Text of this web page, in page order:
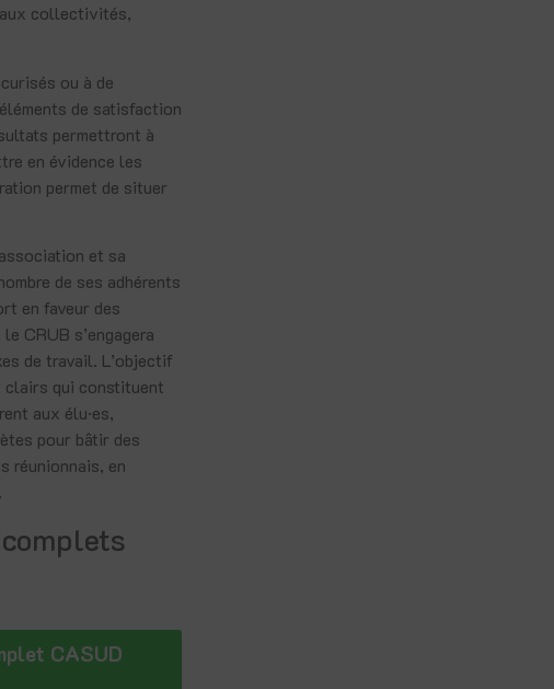
collectivités,
ou à de
de satisfaction
permettront à
en évidence les
permet de situer
et sa
de ses adhérents
en faveur des
CRUB s’engagera
de travail. L’objectif
clairs qui constituent
aux élu·es,
pour bâtir des
réunionnais, en
CASUD